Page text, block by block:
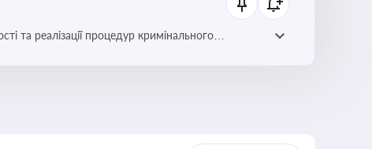
та реалізації процедур кримінального